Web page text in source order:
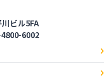
ビル5FA
4800-6002